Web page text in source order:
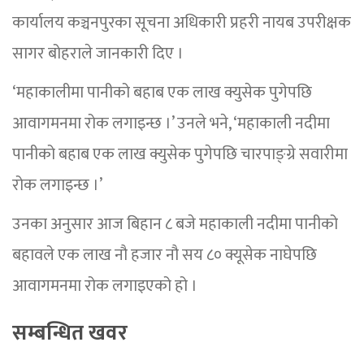
कार्यालय कञ्चनपुरका सूचना अधिकारी प्रहरी नायब उपरीक्षक
सागर बोहराले जानकारी दिए ।
‘महाकालीमा पानीको बहाब एक लाख क्युसेक पुगेपछि
आवागमनमा रोक लगाइन्छ ।’ उनले भने, ‘महाकाली नदीमा
पानीको बहाब एक लाख क्युसेक पुगेपछि चारपाङ्ग्रे सवारीमा
रोक लगाइन्छ ।’
उनका अनुसार आज बिहान ८ बजे महाकाली नदीमा पानीको
बहावले एक लाख नौ हजार नौ सय ८० क्यूसेक नाघेपछि
आवागमनमा रोक लगाइएको हो ।
सम्बन्धित खवर